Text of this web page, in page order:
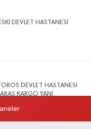
DEVLET HASTANESİ
DEVLET HASTANESİ
KARGO YANI